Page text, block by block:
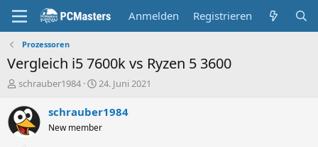
Anmelden Registrieren
Prozessoren
Vergleich i5 7600k vs Ryzen 5 3600
E
s
t
e
schrauber1984
E
s
e
24. Juni 2021
schrauber1984
New member